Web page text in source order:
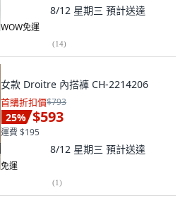
8/12 星期三 預計送達
WOW免運
(14)
女款 Droitre 內搭褲 CH-2214206
首購折扣價$793
25% $593
運費 $195
8/12 星期三 預計送達
免運
(1)